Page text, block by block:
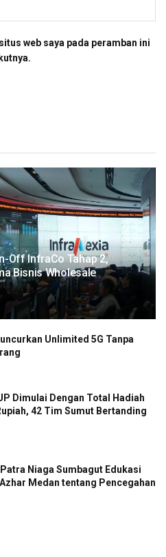
web saya pada peramban ini
Off InfraCo Tahap 2,
Bisnis Wholesale
Unlimited 5G Tanpa
Dimulai Dengan Total Hadiah
42 Tim Sumut Bertanding
Niaga Sumbagut Edukasi
Medan tentang Pencegahan